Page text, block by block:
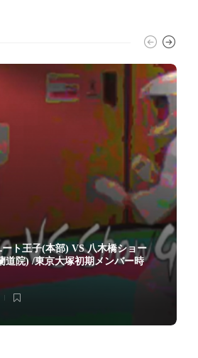
ト王子(本部) VS 八木橋ショー
道院) /東京大塚初期メンバー時